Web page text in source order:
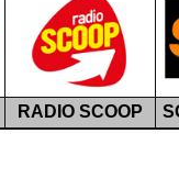
RADIO SCOOP